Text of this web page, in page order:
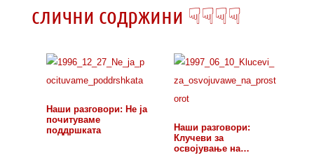
слични содржини ☟☟☟☟
Наши разговори: Не ја
почитуваме
поддршката
Наши разговори:
Клучеви за
освојување на